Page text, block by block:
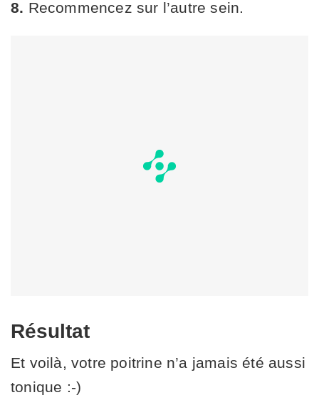
8. Recommencez sur l’autre sein.
Résultat
Et voilà, votre poitrine n’a jamais été aussi
tonique :-)